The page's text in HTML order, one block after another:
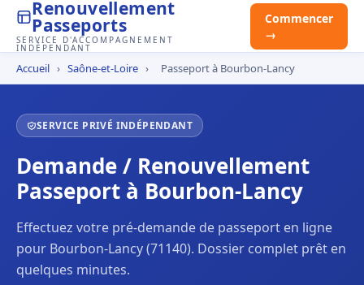
Renouvellement
Passeports
SERVICE D'ACCOMPAGNEMENT
INDÉPENDANT
Commencer
→
Accueil › Saône-et-Loire › Passeport à Bourbon-Lancy
SERVICE PRIVÉ INDÉPENDANT
Demande / Renouvellement
Passeport à Bourbon-Lancy
Effectuez votre pré-demande de passeport en ligne
pour Bourbon-Lancy (71140). Dossier complet prêt en
quelques minutes.